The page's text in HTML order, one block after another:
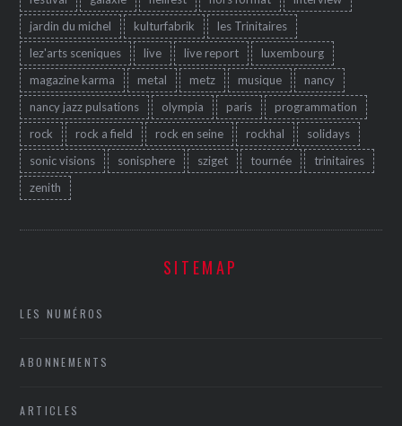
jardin du michel
kulturfabrik
les Trinitaires
lez'arts sceniques
live live report
luxembourg
magazine karma
metal metz musique
nancy
nancy jazz pulsations
olympia paris
programmation
rock
rock a field rock en seine rockhal
solidays
sonic visions
sonisphere sziget tournée
trinitaires
zenith
SITEMAP
LES NUMÉROS
ABONNEMENTS
ARTICLES